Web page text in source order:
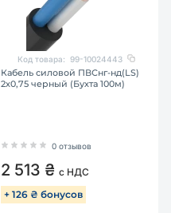
Код товара: 99-10024443
Кабель силовой ПВСнг-нд(LS)
2х0,75 черный (Бухта 100м)
0 отзывов
2 513 ₴ с НДС
+ 126 ₴ бонусов